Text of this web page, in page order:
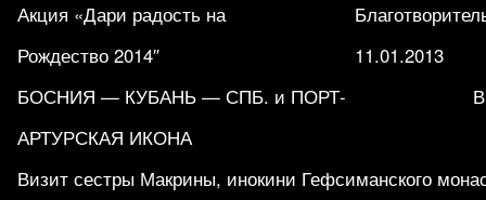
Акция «Дари радость на
Рождество 2014″
11.01.2013
БОСНИЯ — КУБАНЬ — СПБ. и ПОРТ-
АРТУРСКАЯ ИКОНА
Визит сестры Макрины, инокини Гефсиманского